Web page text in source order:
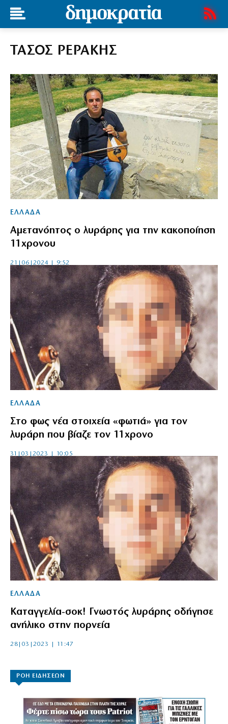
ΤΑΣΟΣ ΡΕΡΑΚΗΣ
ΕΛΛΑΔΑ
Αμετανόητος ο λυράρης για την κακοποίηση
11χρονου
21|06|2024 | 9:52
ΕΛΛΑΔΑ
Στο φως νέα στοιχεία «φωτιά» για τον
λυράρη που βίαζε τον 11χρονο
31|03|2023 | 10:05
ΕΛΛΑΔΑ
Καταγγελία-σοκ! Γνωστός λυράρης οδήγησε
ανήλικο στην πορνεία
28|03|2023 | 11:47
ΡΟΗ ΕΙΔΗΣΕΩΝ